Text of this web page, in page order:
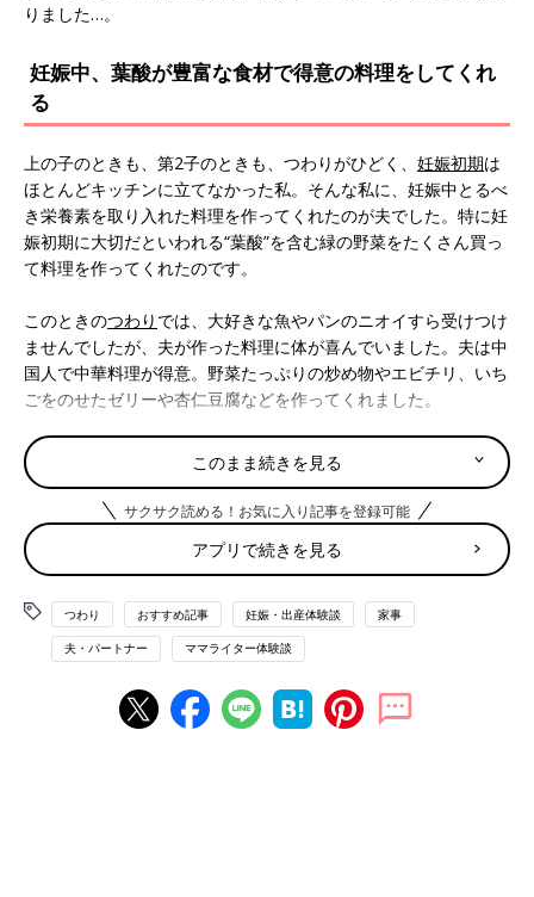
りました…。
妊娠中、葉酸が豊富な食材で得意の料理をしてくれ
る
上の子のときも、第2子のときも、つわりがひどく、 妊娠初期は
ほとんどキッチンに立てなかった私。そんな私に、妊娠中とるべ
き栄養素を取り入れた料理を作ってくれたのが夫でした。特に妊
娠初期に大切だといわれる“葉酸”を含む緑の野菜をたくさん買っ
て料理を作ってくれたのです。
このときのつわり では、大好きな魚やパンのニオイすら受けつけ
ませんでしたが、夫が作った料理に体が喜んでいました。夫は中
国人で中華料理が得意。野菜たっぷりの炒め物やエビチリ、いち
ごをのせたゼリーや杏仁豆腐などを作ってくれました。
夫の故郷では、もともと男性が料理を作ることが当たり前である
ことと、学生時代、居酒屋で板前から料理を学んでいたこともあ
り、料理の腕前はかなり良く、とても助かりました。
洗濯や掃除も率先してやってくれる夫。でも…
第2子妊娠中、つわりのため、洗濯用洗剤のニオイにも吐き気を
もよおし、洗濯物が干せないという事態に…。上の子が
毎日、寝る前に洗濯物を片付けててくれました。
このまま続きを見る
サクサク読める！お気に入り記事を登録可能
アプリで続きを見る
つわり おすすめ記事 妊娠・出産体験談 家事
夫・パートナー ママライター体験談